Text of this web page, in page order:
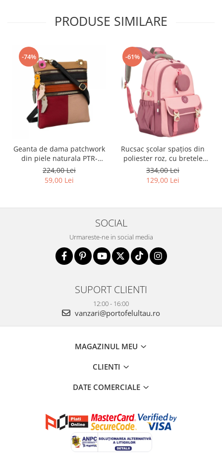
PRODUSE SIMILARE
-74%
Geanta de dama patchwork
din piele naturala PTR-
1718-SKL-6922 MULTI
224,00 Lei
59,00 Lei
-61%
Rucsac școlar spațios din
poliester roz, cu bretele
reglabile - Peterson PTR-
PTN 8610-1327 PINK
334,00 Lei
129,00 Lei
SOCIAL
Urmareste-ne in social media
SUPORT CLIENTI
12:00 - 16:00
vanzari@portofelultau.ro
MAGAZINUL MEU
CLIENTI
DATE COMERCIALE